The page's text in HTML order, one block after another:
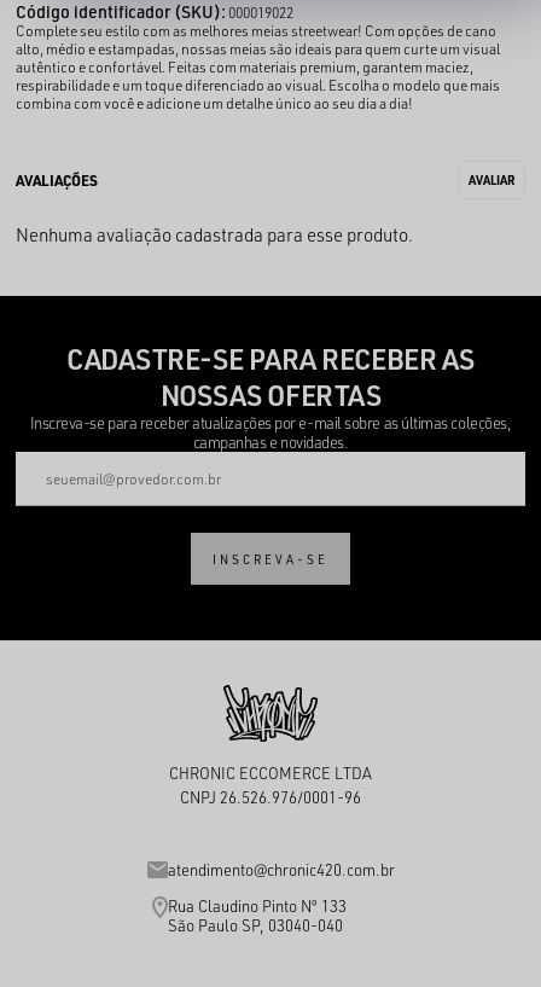
Código identificador (SKU): 000019022
Complete seu estilo com as melhores meias streetwear! Com opções de cano
alto, médio e estampadas, nossas meias são ideais para quem curte um visual
autêntico e confortável. Feitas com materiais premium, garantem maciez,
respirabilidade e um toque diferenciado ao visual. Escolha o modelo que mais
combina com você e adicione um detalhe único ao seu dia a dia!
Nenhuma avaliação cadastrada para esse produto.
CADASTRE-SE PARA RECEBER AS
NOSSAS OFERTAS
Inscreva-se para receber atualizações por e-mail sobre as últimas coleções,
campanhas e novidades.
INSCREVA-SE
CHRONIC ECCOMERCE LTDA
CNPJ 26.526.976/0001-96
atendimento@chronic420.com.br
Rua Claudino Pinto Nº 133
São Paulo SP, 03040-040